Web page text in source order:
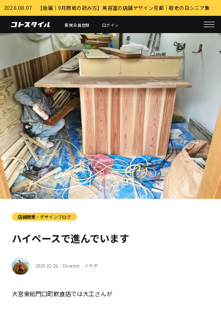
2026.08.07 【後編｜9月商戦の読み方】美容室の店舗デザイン京都｜敬老の日シニア集客とふるさと納税・MEO対策 詳細はこちら
新規会員登録 ログイン
店舗開業・デザインブログ
ハイペースで進んでいます
2020.02.26／Director イケダ
大宮東総門口町飲食店では大工さんが